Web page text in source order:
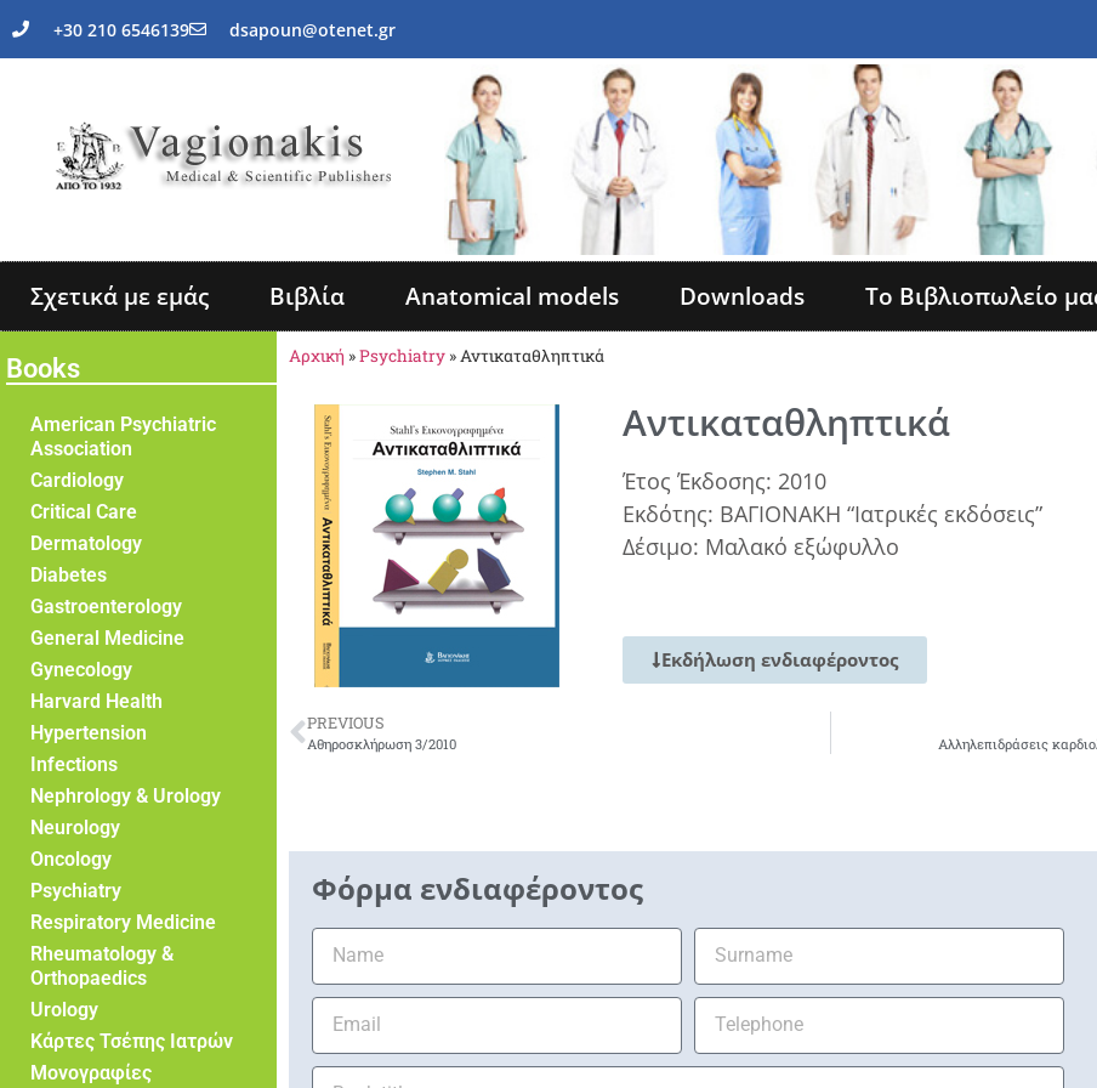
+30 210 6546139 dsapoun@otenet.gr
Σχετικά με εμάς Βιβλία Anatomical models Downloads Το Βιβλιοπωλείο
Books
American Psychiatric
Association
Cardiology
Critical Care
Dermatology
Diabetes
Gastroenterology
General Medicine
Gynecology
Harvard Health
Hypertension
Infections
Nephrology & Urology
Neurology
Oncology
Psychiatry
Respiratory Medicine
Rheumatology &
Orthopaedics
Urology
Κάρτες Τσέπης Ιατρών
Μονογραφίες
Αρχική »Psychiatry »Αντικαταθληπτικά
Αντικαταθληπτικά
Έτος Έκδοσης: 2010
Εκδότης: ΒΑΓΙΟΝΑΚΗ “Ιατρικές εκδόσεις”
Δέσιμο: Μαλακό εξώφυλλο
Εκδήλωση ενδιαφέροντος
PREVIOUS
Αθηροσκλήρωση 3/2010 Αλληλεπιδράσεις
Φόρμα ενδιαφέροντος